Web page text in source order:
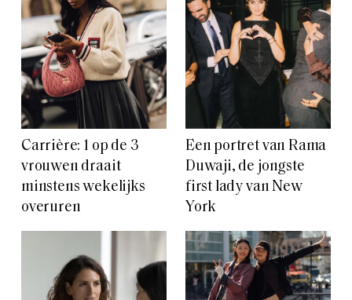
Carrière: 1 op de 3
vrouwen draait
minstens wekelijks
overuren
Een portret van Rama
Duwaji, de jongste
first lady van New
York